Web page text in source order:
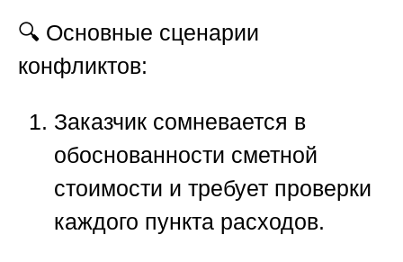
🔍 Основные сценарии
конфликтов:
Заказчик сомневается в
обоснованности сметной
стоимости и требует проверки
каждого пункта расходов.